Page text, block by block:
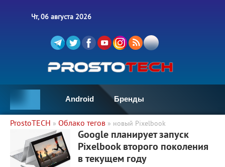
Чт, 06 августа 2026
Android Бренды
ProstoTECH » Облако тегов » новый Pixelbook
3 294 0
Google планирует запуск
Pixelbook второго поколения
в текущем году